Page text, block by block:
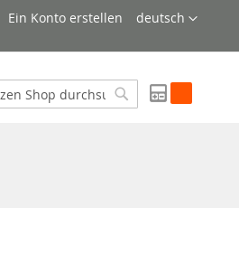
Sprache
deutsch
Ein Konto erstellen